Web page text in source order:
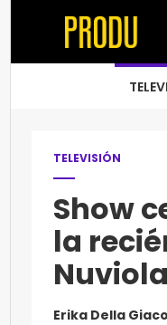
TELEVISIÓN
Show
la
Nuviola
Erika Della